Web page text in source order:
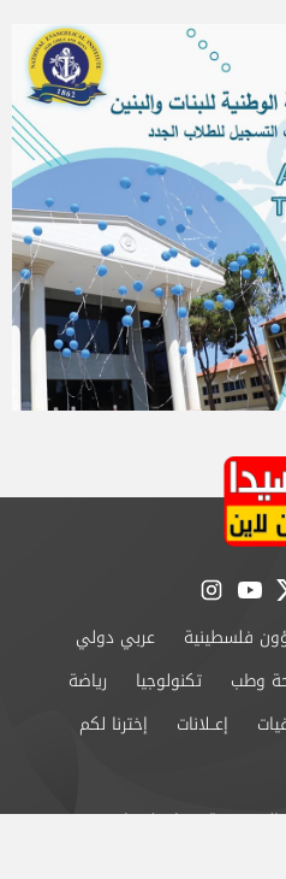
youtube
instagram
فلسطينية
عربي دولي
وطب تكنولوجيا
رياضة
إعــلانات
إخترنا لكم
اتصل بنا